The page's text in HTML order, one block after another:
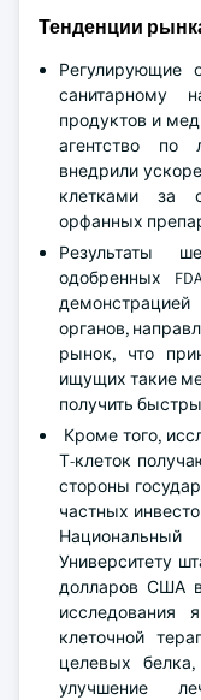
Тенденции
Регулирующие
санитарному
продуктов и
агентство по
внедрили
клетками за
орфанных
Результаты
одобренных
органов,
рынок, что
ищущих такие
получить
Кроме того,
Т-клеток
стороны
частных
Университету
долларов США
исследования
клеточной
целевых
улучшение